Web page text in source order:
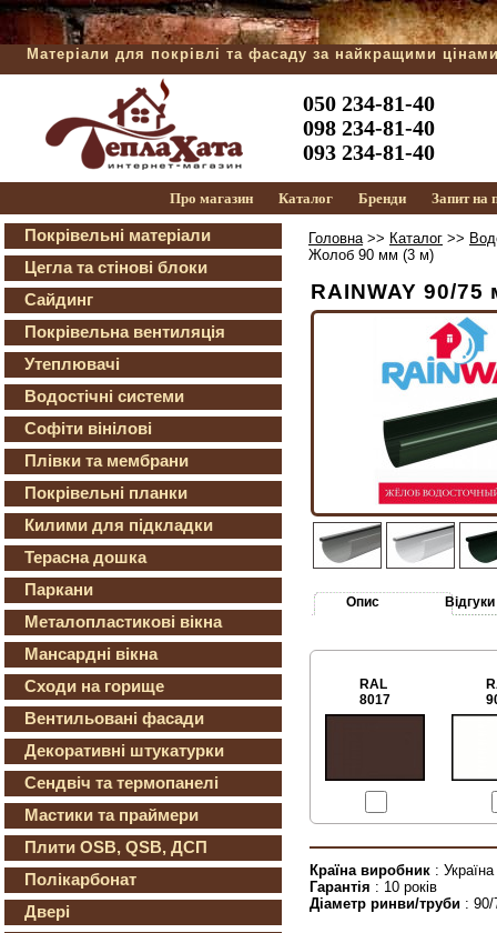
Матеріали для покрівлі та фасаду за найкращими
050 234-81-40
098 234-81-40
093 234-81-40
Про магазин Каталог Бренди Запит на
Покрівельні матеріали
Цегла та стінові блоки
Сайдинг
Покрівельна вентиляція
Утеплювачі
Водостічні системи
Софіти вінілові
Плівки та мембрани
Покрівельні планки
Килими для підкладки
Терасна дошка
Паркани
Металопластикові вікна
Мансардні вікна
Сходи на горище
Вентильовані фасади
Декоративні штукатурки
Сендвіч та термопанелі
Мастики та праймери
Плити OSB, QSB, ДСП
Полікарбонат
Двері
Головна>> Каталог >>
Жолоб 90 мм (3 м)
RAINWAY 90/
Опис Відгуки
RAL
8017
Країна виробник : Україна
Гарантія : 10 років
Діаметр ринви/труби :